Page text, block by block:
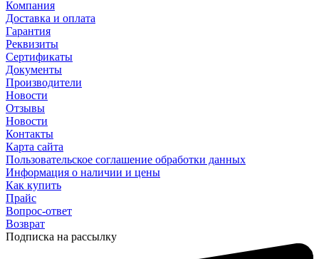
Компания
Доставка и оплата
Гарантия
Реквизиты
Сертификаты
Документы
Производители
Новости
Отзывы
Новости
Контакты
Карта сайта
Пользовательское соглашение обработки данных
Информация о наличии и цены
Как купить
Прайс
Вопрос-ответ
Возврат
Подписка на рассылку